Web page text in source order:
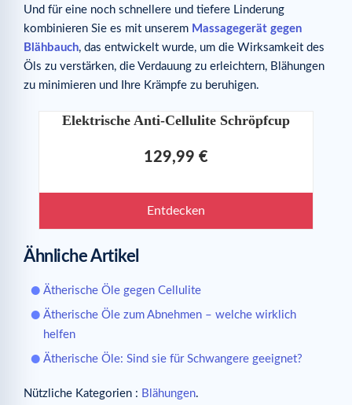
Und für eine noch schnellere und tiefere Linderung
kombinieren Sie es mit unserem Massagegerät gegen
Blähbauch, das entwickelt wurde, um die Wirksamkeit des
Öls zu verstärken, die Verdauung zu erleichtern, Blähungen
zu minimieren und Ihre Krämpfe zu beruhigen.
Elektrische Anti-Cellulite Schröpfcup
129,99 €
Entdecken
Ähnliche Artikel
Ätherische Öle gegen Cellulite
Ätherische Öle zum Abnehmen – welche wirklich
helfen
Ätherische Öle: Sind sie für Schwangere geeignet?
Nützliche Kategorien : Blähungen.